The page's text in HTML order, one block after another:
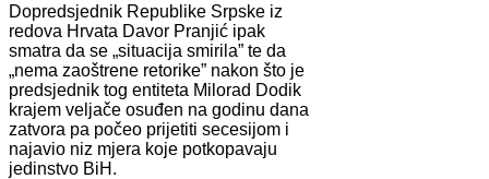
Dopredsjednik Republike Srpske iz
redova Hrvata Davor Pranjić ipak
smatra da se „situacija smirila” te da
„nema zaoštrene retorike” nakon što je
predsjednik tog entiteta Milorad Dodik
krajem veljače osuđen na godinu dana
zatvora pa počeo prijetiti secesijom i
najavio niz mjera koje potkopavaju
jedinstvo BiH.